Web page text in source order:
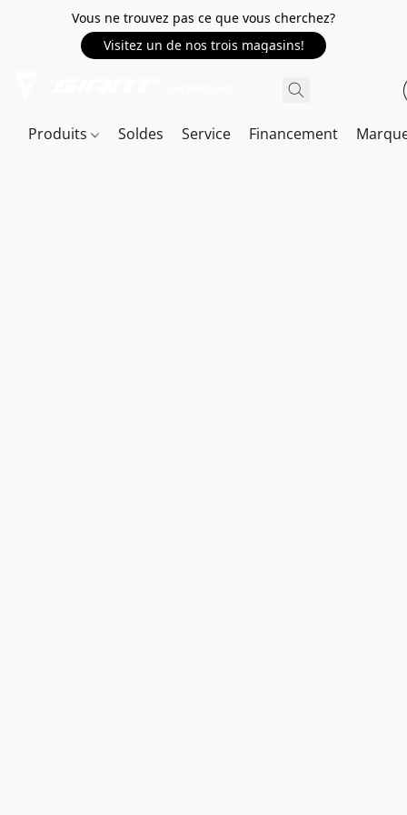
Vous ne trouvez pas ce que vous cherchez?
Visitez un de nos trois magasins!
Produits Soldes Service Financement